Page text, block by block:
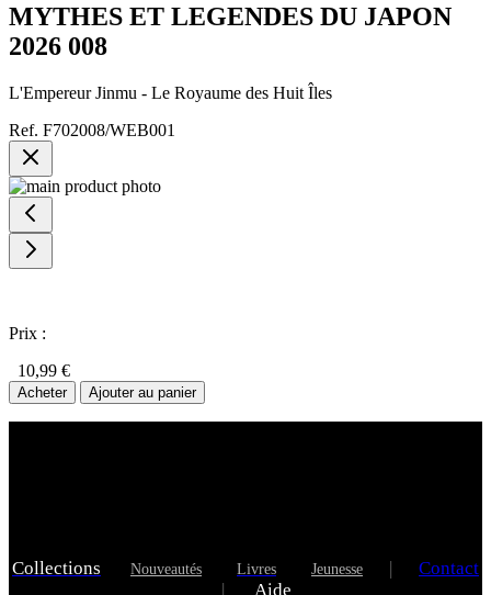
MYTHES ET LEGENDES DU JAPON
2026 008
L'Empereur Jinmu - Le Royaume des Huit Îles
Ref. F702008/WEB001
Prix :
10,99 €
Acheter Ajouter au panier
Collections Nouveautés Livres Jeunesse |
Contact
|
Aide